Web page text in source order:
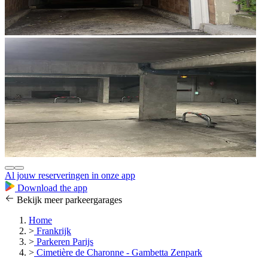
Al jouw reserveringen in onze app
Download the app
Bekijk meer parkeergarages
Home
> Frankrijk
> Parkeren Parijs
> Cimetière de Charonne - Gambetta Zenpark